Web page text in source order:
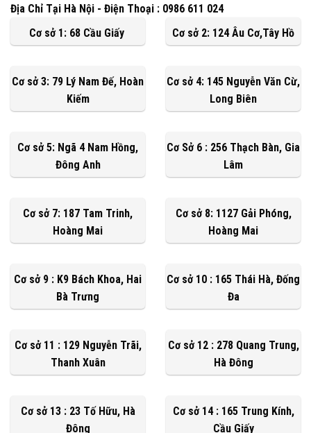
Địa Chỉ Tại Hà Nội - Điện Thoại : 0986 611 024
Cơ sở 1: 68 Cầu Giấy
Cơ sở 2: 124 Âu Cơ,Tây Hồ
Cơ sở 3: 79 Lý Nam Đế, Hoàn
Kiếm
Cơ sở 4: 145 Nguyễn Văn Cừ,
Long Biên
Cơ sở 5: Ngã 4 Nam Hồng,
Đông Anh
Cơ Sở 6 : 256 Thạch Bàn, Gia
Lâm
Cơ sở 7: 187 Tam Trinh,
Hoàng Mai
Cơ sở 8: 1127 Gải Phóng,
Hoàng Mai
Cơ sở 9 : K9 Bách Khoa, Hai
Bà Trưng
Cơ sở 10 : 165 Thái Hà, Đống
Đa
Cơ sở 11 : 129 Nguyễn Trãi,
Thanh Xuân
Cơ sở 12 : 278 Quang Trung,
Hà Đông
Cơ sở 13 : 23 Tố Hữu, Hà
Đông
Cơ sở 14 : 165 Trung Kính,
Cầu Giấy